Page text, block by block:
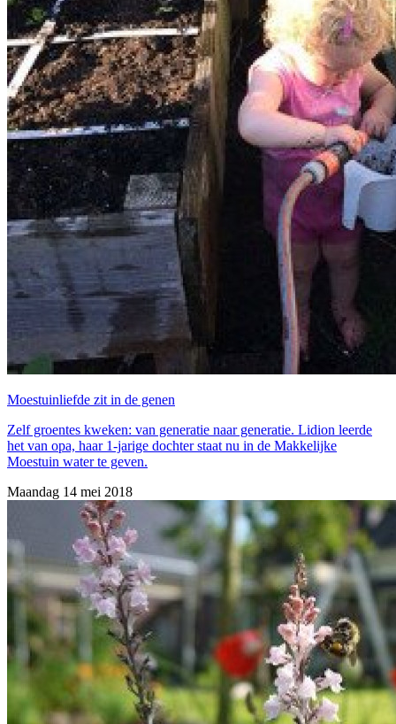
Moestuinliefde zit in de genen
Zelf groentes kweken: van generatie naar generatie. Lidion leerde
het van opa, haar 1-jarige dochter staat nu in de Makkelijke
Moestuin water te geven.
Maandag 14 mei 2018